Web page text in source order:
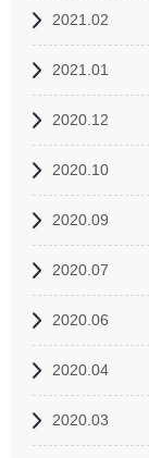
2021.02
2021.01
2020.12
2020.10
2020.09
2020.07
2020.06
2020.04
2020.03